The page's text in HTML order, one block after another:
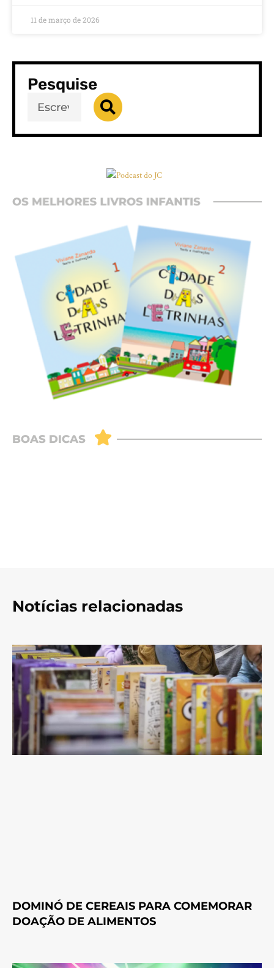
11 de março de 2026
Pesquise
Notícias relacionadas
DOMINÓ DE CEREAIS PARA COMEMORAR
DOAÇÃO DE ALIMENTOS